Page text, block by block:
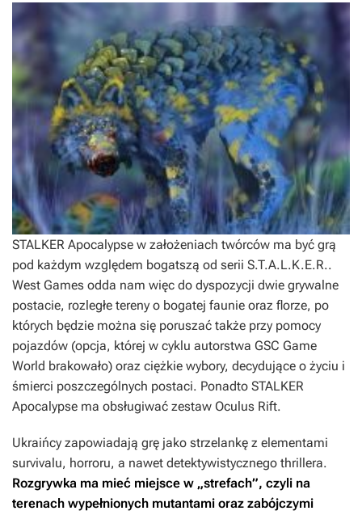
STALKER Apocalypse w założeniach twórców ma być grą
pod każdym względem bogatszą od serii S.T.A.L.K.E.R..
West Games odda nam więc do dyspozycji dwie grywalne
postacie, rozległe tereny o bogatej faunie oraz florze, po
których będzie można się poruszać także przy pomocy
pojazdów (opcja, której w cyklu autorstwa GSC Game
World brakowało) oraz ciężkie wybory, decydujące o życiu i
śmierci poszczególnych postaci. Ponadto STALKER
Apocalypse ma obsługiwać zestaw Oculus Rift.
Ukraińcy zapowiadają grę jako strzelankę z elementami
survivalu, horroru, a nawet detektywistycznego thrillera.
Rozgrywka ma mieć miejsce w „strefach”, czyli na
terenach wypełnionych mutantami oraz zabójczymi